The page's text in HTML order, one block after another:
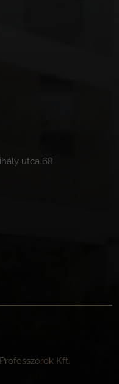
utca 68.
Kft.